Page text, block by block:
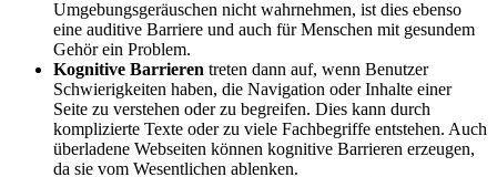
Umgebungsgeräuschen nicht wahrnehmen, ist dies ebenso
eine auditive Barriere und auch für Menschen mit gesundem
Gehör ein Problem.
Kognitive Barrieren treten dann auf, wenn Benutzer
Schwierigkeiten haben, die Navigation oder Inhalte einer
Seite zu verstehen oder zu begreifen. Dies kann durch
komplizierte Texte oder zu viele Fachbegriffe entstehen. Auch
überladene Webseiten können kognitive Barrieren erzeugen,
da sie vom Wesentlichen ablenken.